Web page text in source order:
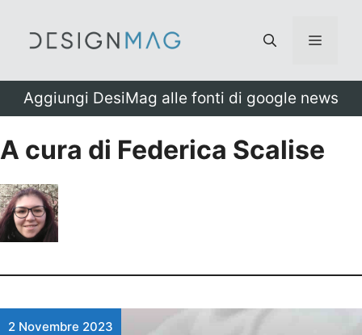
Menu
Aggiungi DesiMag alle fonti di google news
A cura di Federica Scalise
2 Novembre 2023